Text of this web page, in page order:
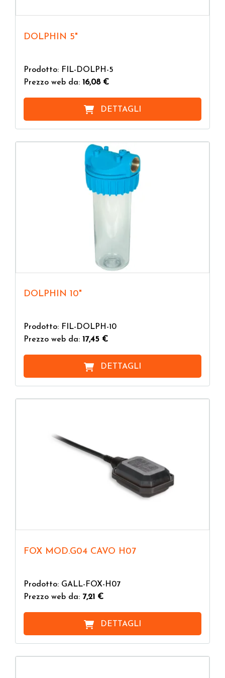
DOLPHIN 5"
Prodotto: FIL-DOLPH-5
Prezzo web da: 16,08 €
DETTAGLI
DOLPHIN 10"
Prodotto: FIL-DOLPH-10
Prezzo web da: 17,45 €
DETTAGLI
FOX MOD.G04 CAVO H07
Prodotto: GALL-FOX-H07
Prezzo web da: 7,21 €
DETTAGLI